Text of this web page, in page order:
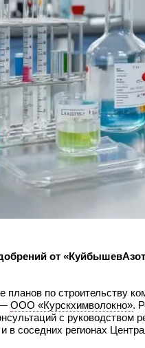
от
планов по строительству
— ООО «Курскхимволокно».
с руководством
соседних регионах